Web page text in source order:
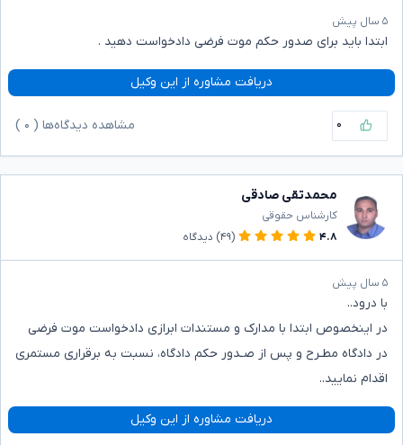
۵ سال پیش
ابتدا باید برای صدور حکم موت فرضی دادخواست دهید .
دریافت مشاوره از این وکیل
۰ مشاهده دیدگاه‌ها ( ۰
محمدتقی صادقی
کارشناس حقوقی
۴.۸
(۴۹) دیدگاه
۵ سال پیش
با درود..
در اینخصوص ابتدا با مدارک و مستندات ابرازی دادخواست موت فرضی
در دادگاه مطـرح و پس از صـدور حکم دادگاه، نسبت به برقراری مستمری
اقدام نمایید..
دریافت مشاوره از این وکیل